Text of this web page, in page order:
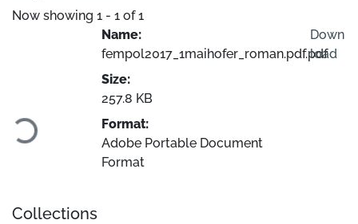
Now showing 1 - 1 of 1
Loading...
Name:
fempol2017_1maihofer_roman.pdf.pdf
Size:
257.8 KB
Format:
Adobe Portable Document
Format
Down
load
Collections